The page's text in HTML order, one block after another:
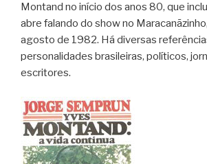
Montand no início dos anos 80, que
abre falando do show no
agosto de 1982. Há diversas
personalidades brasileiras, políticos,
escritores.